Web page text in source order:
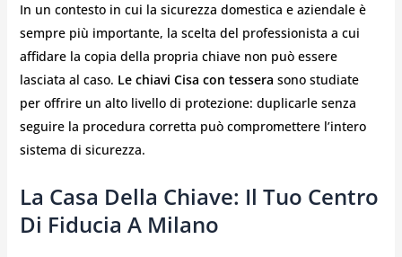
In un contesto in cui la sicurezza domestica e aziendale è
sempre più importante, la scelta del professionista a cui
affidare la copia della propria chiave non può essere
lasciata al caso. Le chiavi Cisa con tessera sono studiate
per offrire un alto livello di protezione: duplicarle senza
seguire la procedura corretta può compromettere l’intero
sistema di sicurezza.
La Casa Della Chiave: Il Tuo Centro
Di Fiducia A Milano